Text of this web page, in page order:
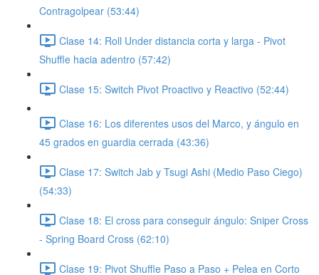
Contragolpear (53:44)
Clase 14: Roll Under distancia corta y larga - Pivot
Shuffle hacia adentro (57:42)
Clase 15: Switch Pivot Proactivo y Reactivo (52:44)
Clase 16: Los diferentes usos del Marco, y ángulo en
45 grados en guardia cerrada (43:36)
Clase 17: Switch Jab y Tsugi Ashi (Medio Paso Ciego)
(54:33)
Clase 18: El cross para conseguir ángulo: Sniper Cross
- Spring Board Cross (62:10)
Clase 19: Pivot Shuffle Paso a Paso + Pelea en Corto